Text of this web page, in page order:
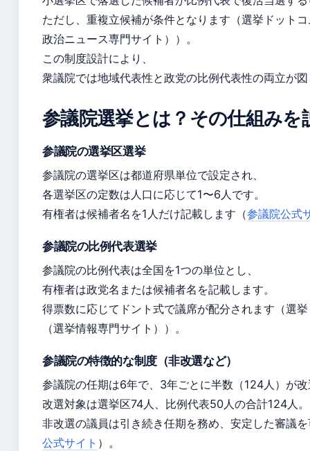
ただし、重複立候補が条件となります（選挙ドット
政治ニュース専門サイト））。
この制度設計により、
衆議院では地域代表性と政党の比例代表性の両立が
参議院選挙とは？その仕組みを
参議院の選挙区選挙
参議院の選挙区は都道府県単位で設定され、
各選挙区の定数は人口に応じて1〜6人です。
有権者は候補者名を1人だけ記載します（参議院公式
参議院の比例代表選挙
参議院の比例代表は全国を1つの単位とし、
有権者は政党名または候補者名を記載します。
得票数に応じてドント式で議席が配分されます（選
（選挙情報専門サイト））。
参議院の特徴的な制度（非改選など）
参議院の任期は6年で、3年ごとに半数（124人）が
改選対象は選挙区74人、比例代表50人の合計124人。
非改選の議員は引き続き任期を務め、安定した審議
公式サイト ）。